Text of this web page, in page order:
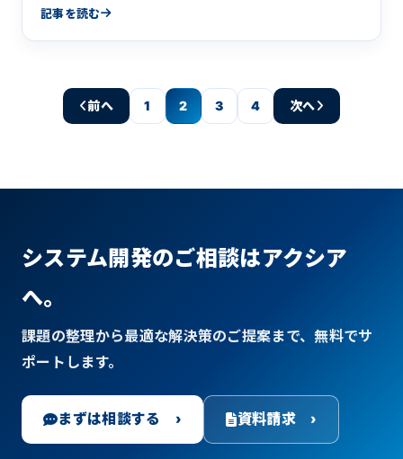
っておらず、論点&hellip;
記事を読む
前へ 1 2 3 4 次へ
システム開発のご相談はアクシア
へ。
課題の整理から最適な解決策のご提案まで、無料でサ
ポートします。
まずは相談する › 資料請求 ›